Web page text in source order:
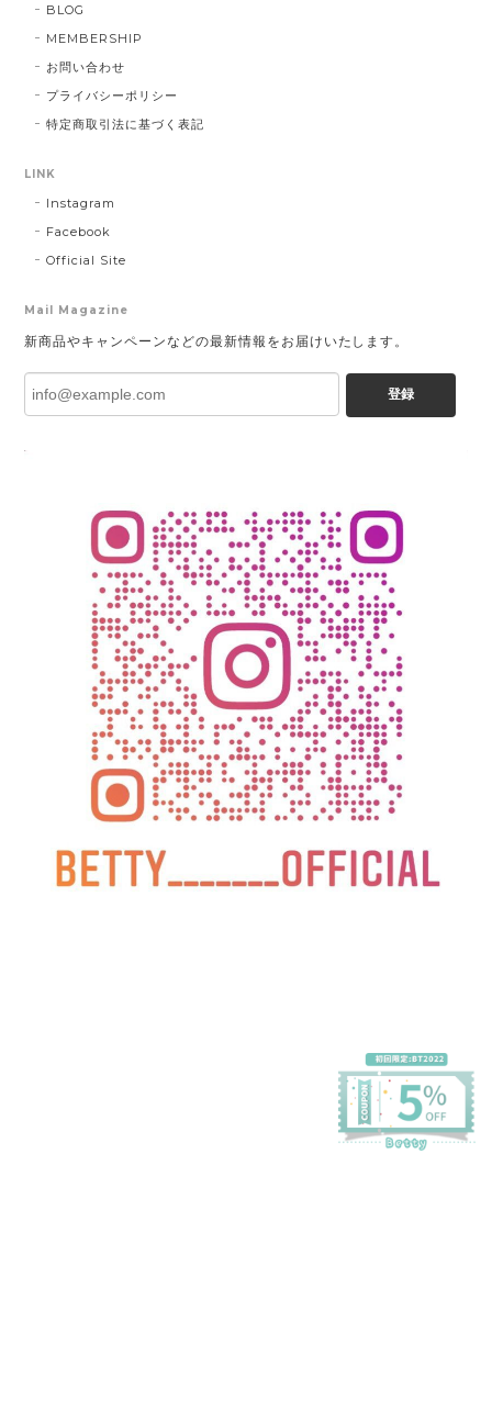
BLOG
MEMBERSHIP
お問い合わせ
プライバシーポリシー
特定商取引法に基づく表記
LINK
Instagram
Facebook
Official Site
Mail Magazine
新商品やキャンペーンなどの最新情報をお届けいたします。
登録